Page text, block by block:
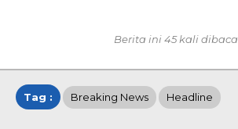
Berita ini 45 kali dibaca
Tag : Breaking News Headline